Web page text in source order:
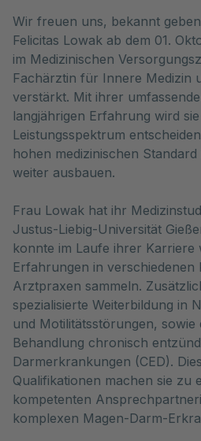
Wir freuen uns, bekannt
Felicitas Lowak ab dem 01.
im Medizinischen
Fachärztin für Innere Medizin
verstärkt. Mit ihrer
langjährigen Erfahrung wird
Leistungsspektrum
hohen medizinischen
weiter ausbauen.
Frau Lowak hat ihr
Justus-Liebig-Universität
konnte im Laufe ihrer Karriere
Erfahrungen in
Arztpraxen sammeln.
spezialisierte Weiterbildung in
und Motilitätsstörungen,
Behandlung chronisch
Darmerkrankungen (CED).
Qualifikationen machen sie zu
kompetenten
komplexen Magen-Darm-